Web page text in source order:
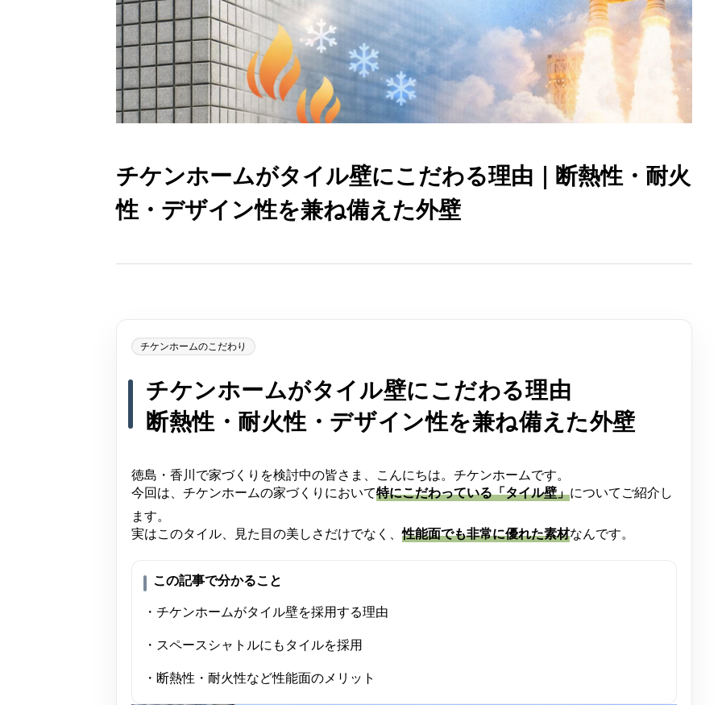
チケンホームがタイル壁にこだわる理由｜断熱性・耐火
性・デザイン性を兼ね備えた外壁
チケンホームのこだわり
チケンホームがタイル壁にこだわる理由
断熱性・耐火性・デザイン性を兼ね備えた外壁
徳島・香川で家づくりを検討中の皆さま、こんにちは。チケンホームです。
今回は、チケンホームの家づくりにおいて特にこだわっている「タイル壁」についてご紹介し
ます。
実はこのタイル、見た目の美しさだけでなく、性能面でも非常に優れた素材なんです。
この記事で分かること
・チケンホームがタイル壁を採用する理由
・スペースシャトルにもタイルを採用
・断熱性・耐火性など性能面のメリット
ビルトインガレージ
付き 真っ白いタイ
ルの家